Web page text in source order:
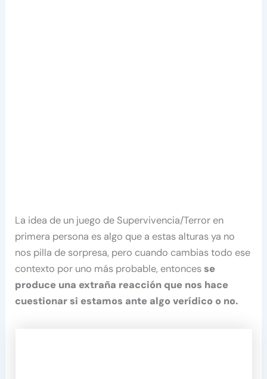
La idea de un juego de Supervivencia/Terror en
primera persona es algo que a estas alturas ya no
nos pilla de sorpresa, pero cuando cambias todo ese
contexto por uno más probable, entoncesse
produce una extraña reacción que nos hace
cuestionar si estamos ante algo verídico o no.